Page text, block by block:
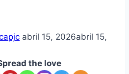
abril 15, 2026abril 15,
the love